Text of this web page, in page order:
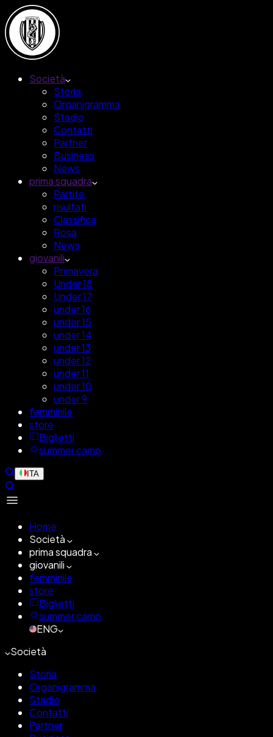
Società
Storia
Organigramma
Stadio
Contatti
Partner
Business
News
prima squadra
Partite
risultati
Classifica
Rosa
News
giovanili
Primavera
Under 18
Under 17
under 16
under 15
under 14
under 13
under 12
under 11
under 10
under 9
femminile
store
Biglietti
summer camp
ITA
Home
Società
prima squadra
giovanili
femminile
store
Biglietti
summer camp
ENG
Società
Storia
Organigramma
Stadio
Contatti
Partner